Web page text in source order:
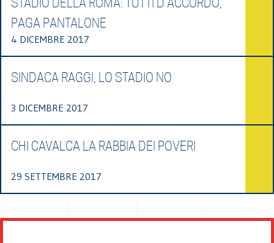
STADIO DELLA ROMA: TUTTI D’ACCORDO,
PAGA PANTALONE
4 DICEMBRE 2017
SINDACA RAGGI, LO STADIO NO
3 DICEMBRE 2017
CHI CAVALCA LA RABBIA DEI POVERI
29 SETTEMBRE 2017